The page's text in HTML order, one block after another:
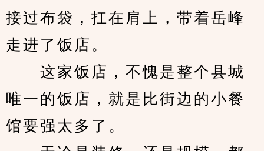
接过布袋，扛在肩上，带着岳峰
走进了饭店。
这家饭店，不愧是整个县城
唯一的饭店，就是比街边的小餐
馆要强太多了。